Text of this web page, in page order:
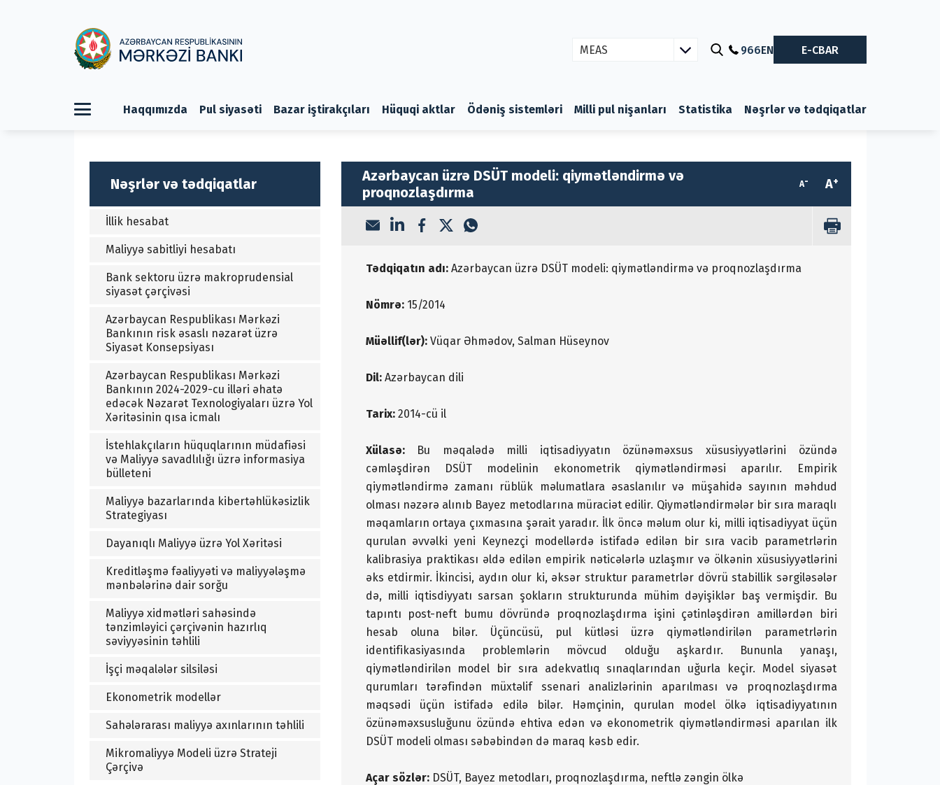
MEAS 966EN E-CBAR
Haqqımızda Pul siyasəti Bazar iştirakçıları Hüquqi aktlar Ödəniş sistemləri Milli pul nişanları Statistika Nəşrlər və tədqiqatlar
Nəşrlər və tədqiqatlar
İllik hesabat
Maliyyə sabitliyi hesabatı
Bank sektoru üzrə makroprudensial
siyasət çərçivəsi
Azərbaycan Respublikası Mərkəzi
Bankının risk əsaslı nəzarət üzrə
Siyasət Konsepsiyası
Azərbaycan Respublikası Mərkəzi
Bankının 2024-2029-cu illəri əhatə
edəcək Nəzarət Texnologiyaları üzrə Yol
Xəritəsinin qısa icmalı
İstehlakçıların hüquqlarının müdafiəsi
və Maliyyə savadlılığı üzrə informasiya
bülleteni
Maliyyə bazarlarında kibertəhlükəsizlik
Strategiyası
Dayanıqlı Maliyyə üzrə Yol Xəritəsi
Kreditləşmə fəaliyyəti və maliyyələşmə
mənbələrinə dair sorğu
Maliyyə xidmətləri sahəsində
tənzimləyici çərçivənin hazırlıq
səviyyəsinin təhlili
İşçi məqalələr silsiləsi
Ekonometrik modellər
Sahələrarası maliyyə axınlarının təhlili
Mikromaliyyə Modeli üzrə Strateji
Çərçivə
Azərbaycan üzrə DSÜT modeli: qiymətləndirmə və
proqnozlaşdırma
A- A+
Tədqiqatın adı:Azərbaycan üzrə DSÜT modeli: qiymətləndirmə və proqnozlaşdırma
Nömrə:15/2014
Müəllif(lər):Vüqar Əhmədov, Salman Hüseynov
Dil:Azərbaycan dili
Tarix:2014-cü il
Xülasə:Bu məqalədə milli iqtisadiyyatın özünəməxsus xüsusiyyətlərini özündə
cəmləşdirən DSÜT modelinin ekonometrik qiymətləndirməsi aparılır. Empirik
qiymətləndirmə zamanı rüblük məlumatlara əsaslanılır və müşahidə sayının məhdud
olması nəzərə alınıb Bayez metodlarına müraciət edilir. Qiymətləndirmələr bir sıra maraqlı
məqamların ortaya çıxmasına şərait yaradır. İlk öncə məlum olur ki, milli iqtisadiyyat üçün
qurulan əvvəlki yeni Keynezçi modellərdə istifadə edilən bir sıra vacib parametrlərin
kalibrasiya praktikası əldə edilən empirik nəticələrlə uzlaşmır və ölkənin xüsusiyyətlərini
əks etdirmir. İkincisi, aydın olur ki, əksər struktur parametrlər dövrü stabillik sərgiləsələr
də, milli iqtisdiyyatı sarsan şokların strukturunda mühim dəyişiklər baş vermişdir. Bu
tapıntı post-neft bumu dövründə proqnozlaşdırma işini çətinləşdirən amillərdən biri
hesab oluna bilər. Üçüncüsü, pul kütləsi üzrə qiymətləndirilən parametrlərin
identifikasiyasında problemlərin mövcud olduğu aşkardır. Bununla yanaşı,
qiymətləndirilən model bir sıra adekvatlıq sınaqlarından uğurla keçir. Model siyasət
qurumları tərəfindən müxtəlif ssenari analizlərinin aparılması və proqnozlaşdırma
məqsədi üçün istifadə edilə bilər. Həmçinin, qurulan model ölkə iqtisadiyyatının
özünəməxsusluğunu özündə ehtiva edən və ekonometrik qiymətləndirməsi aparılan ilk
DSÜT modeli olması səbəbindən də maraq kəsb edir.
Açar sözlər:DSÜT, Bayez metodları, proqnozlaşdırma, neftlə zəngin ölkə